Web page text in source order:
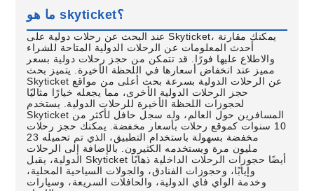
ما هو skyticket؟
عند البحث عن رحلات دولية على Skyticket، يمكنك مقارنة
أحدث المعلومات عن الرحلات الدولية المتاحة للشراء
والاطلاع عليها فورًا. قد تتمكن من حجز رحلات دولية بسعر
مميز عند انخفاض أسعارها في اللحظة الأخيرة. يتميز بحث
Skyticket عن الرحلات الدولية بسرعة بحث أعلى من مواقع
حجز الرحلات الدولية الأخرى، مما يجعله خيارًا مثاليًا
لحجوزات اللحظة الأخيرة للرحلات الدولية. يستخدم
Skyticket المسافرين حول العالم، وله سجل حافل لأكثر من
10 سنوات كموقع رحلات بأسعار مخفضة. يمكنك حجز رحلات
مخفضة بسهولة باستخدام التطبيق، الذي تم تحميله 23
مليون مرة ويستخدمه الكثيرون. بالإضافة إلى الرحلات
الدولية، يقبل Skyticket أيضًا حجوزات الرحلات الداخلية ذهابًا
وإيابًا، وحجوزات الفنادق، والجولات السياحية المحلية،
وخدمة الواي فاي الدولية، والحافلات السريعة، وسيارات